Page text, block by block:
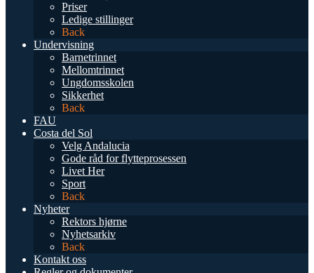
Priser
Ledige stillinger
Back
Undervisning
Barnetrinnet
Mellomtrinnet
Ungdomsskolen
Sikkerhet
Back
FAU
Costa del Sol
Velg Andalucia
Gode råd for flytteprosessen
Livet Her
Sport
Back
Nyheter
Rektors hjørne
Nyhetsarkiv
Back
Kontakt oss